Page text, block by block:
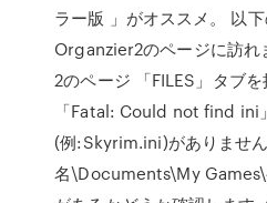
ラー版 」がオススメ。 以
Organzier2のページに訪
2のページ 「FILES」タブ
「Fatal: Could not find ini
(例:Skyrim.ini)がありませ
名\Documents\My